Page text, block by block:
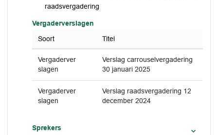
raadsvergadering
Vergaderverslagen
Soort
Titel
Vergaderver
slagen
Verslag carrouselvergadering
30 januari 2025
Vergaderver
slagen
Verslag raadsvergadering 12
december 2024
Sprekers